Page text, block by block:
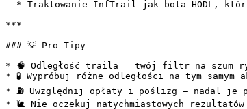
***
### 💡 Pro Tipy
* 🧠 Odległość traila = twój filtr na szum
* 🧪 Wypróbuj różne odległości na tym
* ⛽ Uwzględnij opłaty i poślizg — nadal je